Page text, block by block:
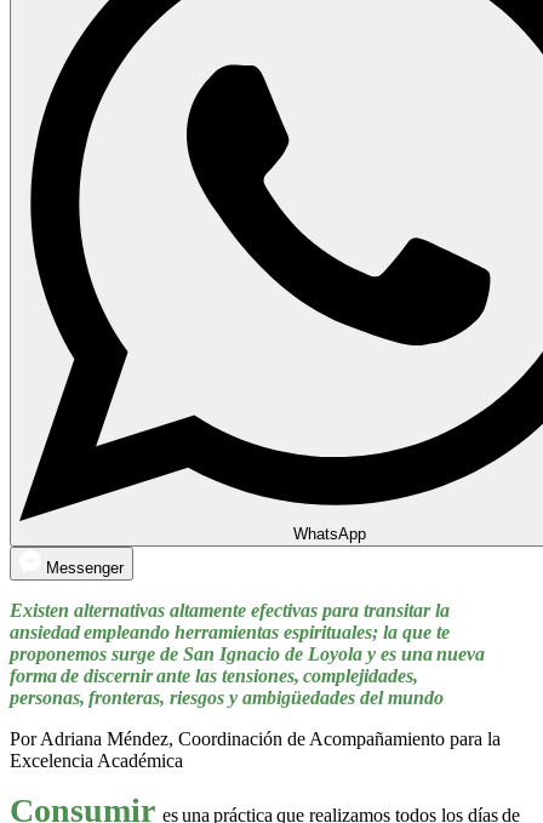
WhatsApp
Messenger
Existen alternativas altamente efectivas para transitar la
ansiedad empleando herramientas espirituales; la que te
proponemos surge de San Ignacio de Loyola y es una nueva
forma de discernir ante las tensiones, complejidades,
personas, fronteras, riesgos y ambigüedades del mundo
Por Adriana Méndez, Coordinación de Acompañamiento para la
Excelencia Académica
Consumir es una práctica que realizamos todos los días de